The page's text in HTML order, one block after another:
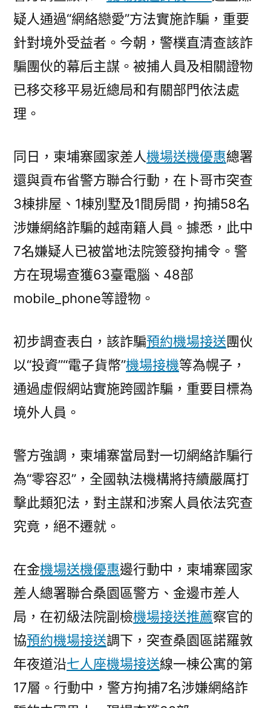
疑人通過“網絡戀愛”方法實施詐騙，重要
針對境外受益者。今朝，警樸直清查該詐
騙團伙的幕后主謀。被捕人員及相關證物
已移交移平易近總局和有關部門依法處
理。
同日，柬埔寨國家差人機場送機優惠總署
還與貢布省警方聯合行動，在卜哥市突查
3棟排屋、1棟別墅及1間房間，拘捕58名
涉嫌網絡詐騙的越南籍人員。據悉，此中
7名嫌疑人已被當地法院簽發拘捕令。警
方在現場查獲63臺電腦、48部
mobile_phone等證物。
初步調查表白，該詐騙預約機場接送團伙
以“投資”“電子貨幣”機場接機等為幌子，
通過虛假網站實施跨國詐騙，重要目標為
境外人員。
警方強調，柬埔寨當局對一切網絡詐騙行
為“零容忍”，全國執法機構將持續嚴厲打
擊此類犯法，對主謀和涉案人員依法究查
究竟，絕不遷就。
在金機場送機優惠邊行動中，柬埔寨國家
差人總署聯合桑園區警方、金邊市差人
局，在初級法院副檢機場接送推薦察官的
協預約機場接送調下，突查桑園區諾羅敦
年夜道沿七人座機場接送線一棟公寓的第
17層。行動中，警方拘捕7名涉嫌網絡詐